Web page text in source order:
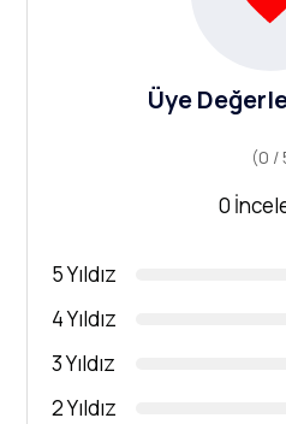
Üye
(0 /
0
5 Yıldız
4 Yıldız
3 Yıldız
2 Yıldız